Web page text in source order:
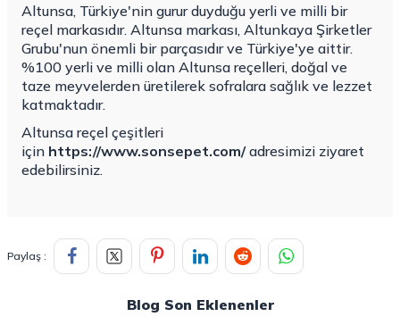
Altunsa, Türkiye'nin gurur duyduğu yerli ve milli bir
reçel markasıdır. Altunsa markası, Altunkaya Şirketler
Grubu'nun önemli bir parçasıdır ve Türkiye'ye aittir.
%100 yerli ve milli olan Altunsa reçelleri, doğal ve
taze meyvelerden üretilerek sofralara sağlık ve lezzet
katmaktadır.
Altunsa reçel çeşitleri
için https://www.sonsepet.com/adresimizi ziyaret
edebilirsiniz.
Paylaş :
Blog Son Eklenenler